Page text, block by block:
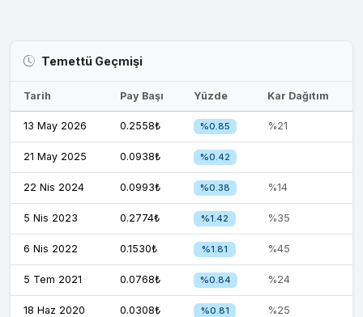
Temettü Geçmişi
Tarih Pay Başı Yüzde Kar Dağıtım
13 May 2026 0.2558₺ %0.85 %21
21 May 2025 0.0938₺ %0.42
22 Nis 2024 0.0993₺ %0.38 %14
5 Nis 2023 0.2774₺ %1.42 %35
6 Nis 2022 0.1530₺ %1.81 %45
5 Tem 2021 0.0768₺ %0.84 %24
18 Haz 2020 0.0308₺ %0.81 %25